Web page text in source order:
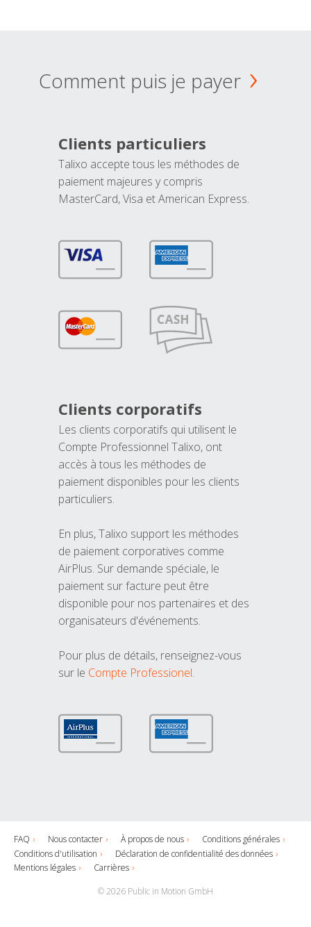
Comment puis je payer
Clients particuliers
Talixo accepte tous les méthodes de
paiement majeures y compris
MasterCard, Visa et American Express.
Clients corporatifs
Les clients corporatifs qui utilisent le
Compte Professionnel Talixo, ont
accès à tous les méthodes de
paiement disponibles pour les clients
particuliers.
En plus, Talixo support les méthodes
de paiement corporatives comme
AirPlus. Sur demande spéciale, le
paiement sur facture peut être
disponible pour nos partenaires et des
organisateurs d'événements.
Pour plus de détails, renseignez-vous
sur le Compte Professionel.
FAQ Nous contacter À propos de nous
Conditions générales
Conditions d'utilisation
Déclaration de confidentialité des données
Mentions légales
Carrières
© 2026 Public in Motion GmbH